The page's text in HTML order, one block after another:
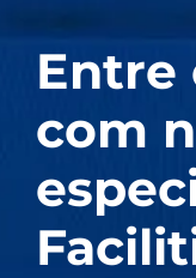
Entre
com